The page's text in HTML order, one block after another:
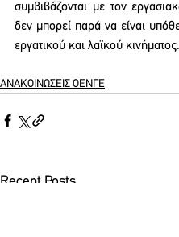
συμβιβάζονται με τον
δεν μπορεί παρά να είναι
εργατικού και λαϊκού κινήματος.
ΑΝΑΚΟΙΝΩΣΕΙΣ ΟΕΝΓΕ
Recent Posts